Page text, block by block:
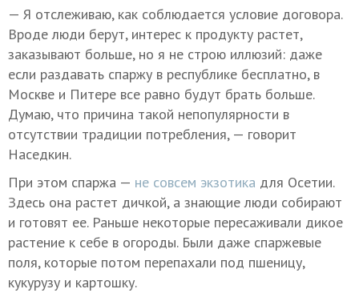
— Я отслеживаю, как соблюдается условие договора.
Вроде люди берут, интерес к продукту растет,
заказывают больше, но я не строю иллюзий: даже
если раздавать спаржу в республике бесплатно, в
Москве и Питере все равно будут брать больше.
Думаю, что причина такой непопулярности в
отсутствии традиции потребления, — говорит
Наседкин.
При этом спаржа — не совсем экзотика для Осетии.
Здесь она растет дичкой, а знающие люди собирают
и готовят ее. Раньше некоторые пересаживали дикое
растение к себе в огороды. Были даже спаржевые
поля, которые потом перепахали под пшеницу,
кукурузу и картошку.